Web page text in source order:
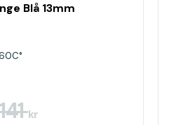
Blå 13mm
141kr